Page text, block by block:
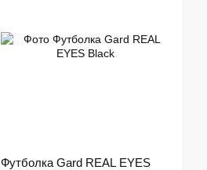
Футболка Gard REAL EYES